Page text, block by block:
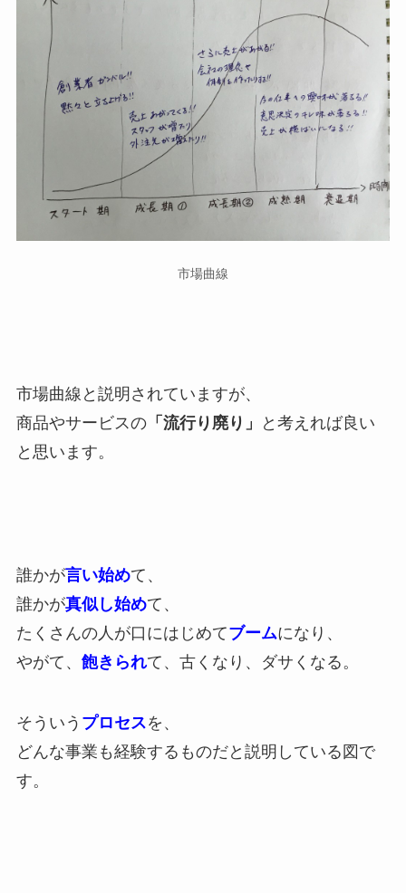
市場曲線
市場曲線と説明されていますが、
商品やサービスの「流行り廃り」
と考えれば良い
と思います。
誰かが言い始めて、
誰かが真似し始めて、
たくさんの人が口にはじめてブームになり、
やがて、 飽きられて、古くなり、ダサくなる。
そういう プロセスを、
どんな事業も経験するものだと説明している図で
す。